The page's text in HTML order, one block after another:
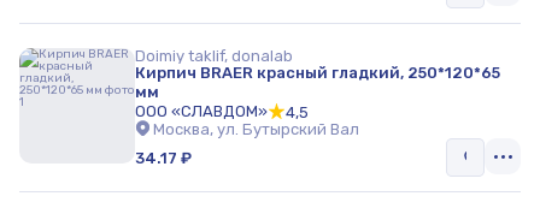
Doimiy taklif, donalab
Кирпич BRAER красный гладкий, 250*120*65
мм
ООО «СЛАВДОМ»
4,5
Москва, ул. Бутырский Вал
34.17 ₽